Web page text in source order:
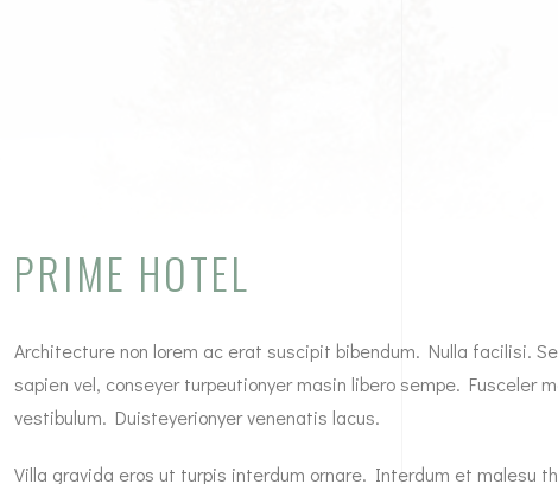
PRIME HOTEL
Architecture non lorem ac erat suscipit bibendum. Nulla facilisi.
sapien vel, conseyer turpeutionyer masin libero sempe. Fusceler
vestibulum. Duisteyerionyer venenatis lacus.
Villa gravida eros ut turpis interdum ornare. Interdum et malesu